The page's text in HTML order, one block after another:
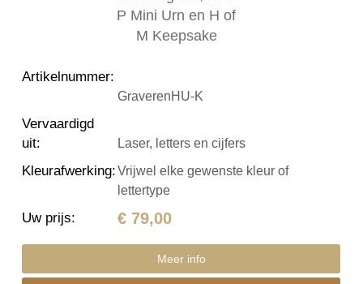
Artikelnummer:
GraverenHU-K
Vervaardigd
uit: Laser, letters en cijfers
Kleurafwerking:Vrijwel elke gewenste kleur of
lettertype
Uw prijs: € 79,00
Meer info